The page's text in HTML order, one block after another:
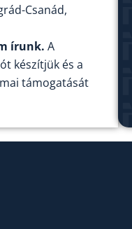
Csanád,
írunk. A
készítjük és a
támogatását